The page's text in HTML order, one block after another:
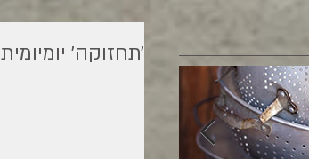
׳תחזוקה׳ יומיומית